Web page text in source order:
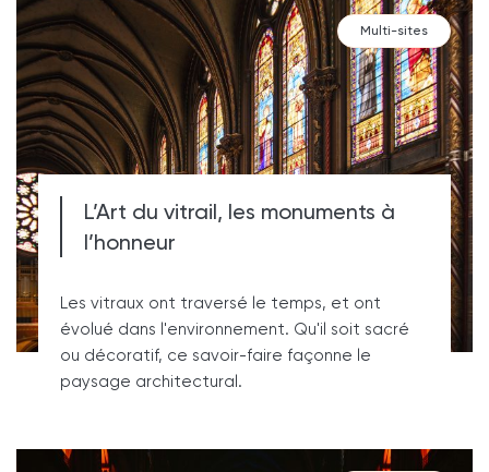
L’Art du vitrail, les monuments à
l’honneur
Les vitraux ont traversé le temps, et ont
évolué dans l'environnement. Qu'il soit sacré
ou décoratif, ce savoir-faire façonne le
paysage architectural.
Multi-sites